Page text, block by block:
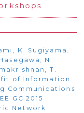
K. Sugiyama,
N.
T.
of Information
Communications
GC 2015
Network